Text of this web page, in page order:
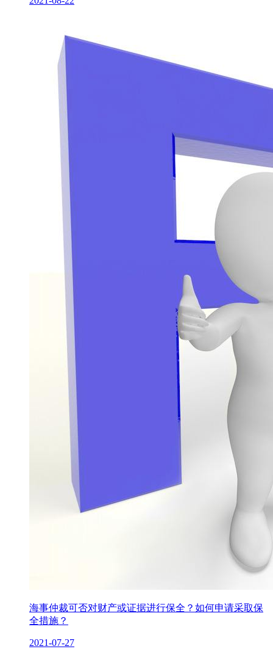
海事仲裁可否对财产或证据进行保全？如何申请采取保
全措施？
2021-07-27